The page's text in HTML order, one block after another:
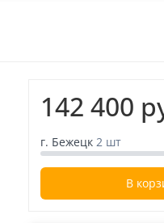
142 400
г. Бежецк 2 шт
В